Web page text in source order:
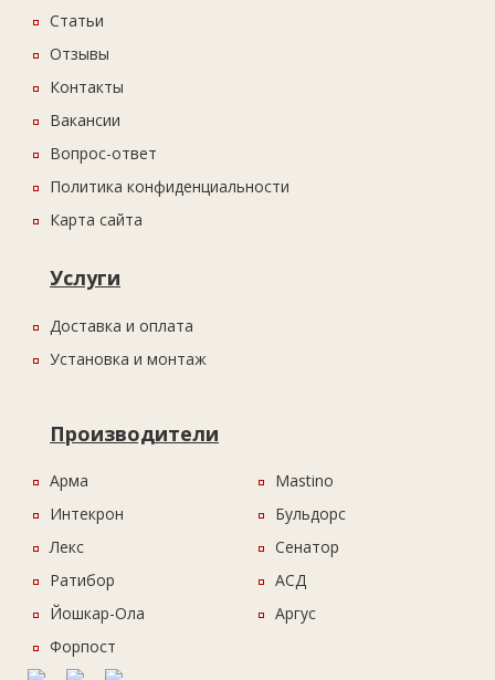
Статьи
Отзывы
Контакты
Вакансии
Вопрос-ответ
Политика конфиденциальности
Карта сайта
Услуги
Доставка и оплата
Установка и монтаж
Производители
Арма
Интекрон
Лекс
Ратибор
Йошкар-Ола
Форпост
Mastino
Бульдорс
Сенатор
АСД
Аргус